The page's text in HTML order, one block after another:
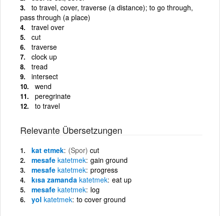
to travel, cover, traverse (a distance); to go through,
pass through (a place)
travel over
cut
traverse
clock up
tread
intersect
wend
peregrinate
to travel
Relevante Übersetzungen
kat etmek (Spor) cut
mesafe katetmek gain ground
mesafe katetmek progress
kısa zamanda katetmek eat up
mesafe katetmek log
yol katetmek to cover ground